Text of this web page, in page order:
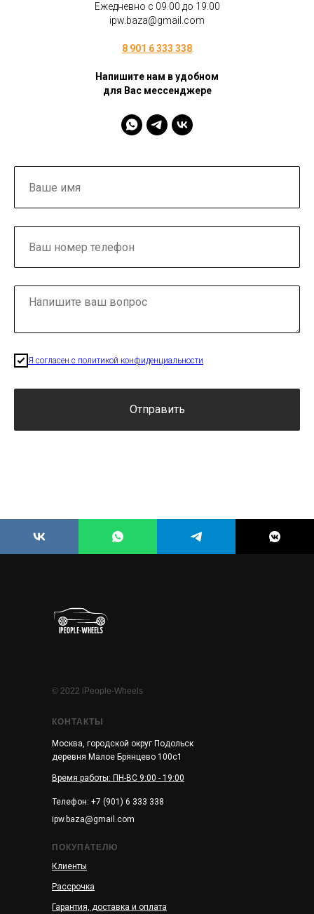
Ежедневно с 09.00 до 19.00
ipw.baza@gmail.com
8 901 6 333 338
Напишите нам в удобном
для Вас мессенджере
Я согласен с политикой конфиденциальности
Отправить
КОНТАКТЫ
Москва, городской округ Подольск
деревня Малое Брянцево 100с1
ipw.baza@gmail.com
Гарантия, доставка и оплата
Рассрочка
Клиенты
ПОКУПАТЕЛЮ
© 2022 iPeople-Wheels
Телефон: +7 (901) 6 333 338
Время работы: ПН-ВС 9:00 - 19:00